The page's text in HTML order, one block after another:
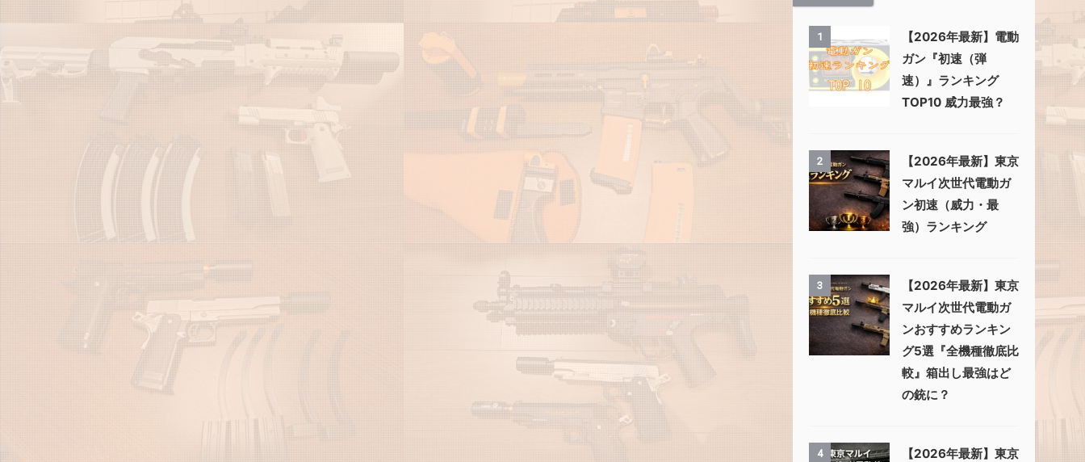
1
【2026年最新】電動
ガン『初速（弾
速）』ランキング
TOP10 威力最強？
2
【2026年最新】東京
マルイ次世代電動ガ
ン初速（威力・最
強）ランキング
3
【2026年最新】東京
マルイ次世代電動ガ
ンおすすめランキン
グ5選『全機種徹底比
較』箱出し最強はど
の銃に？
4
【2026年最新】東京